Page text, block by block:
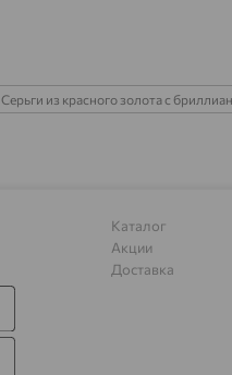
Серьги из красного золота с
Каталог
Акции
Доставка